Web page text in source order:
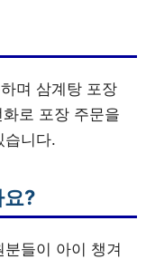
며 삼계탕 포장
로 포장 주문을
습니다.
요?
들이 아이 챙겨